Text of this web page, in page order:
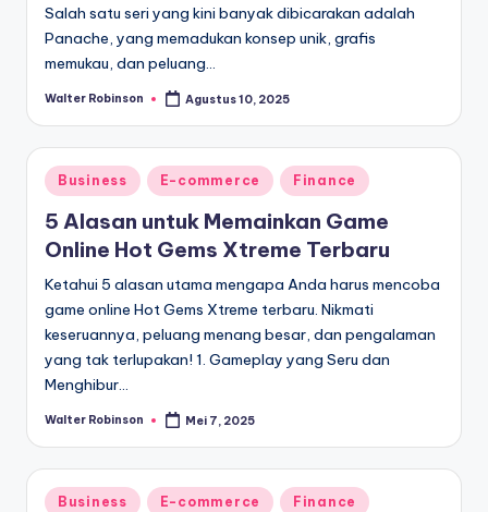
Salah satu seri yang kini banyak dibicarakan adalah
Panache, yang memadukan konsep unik, grafis
memukau, dan peluang…
Posted
Walter Robinson Agustus 10, 2025
Posted
in
Business E-commerce Finance
5 Alasan untuk Memainkan Game
Online Hot Gems Xtreme Terbaru
Ketahui 5 alasan utama mengapa Anda harus mencoba
game online Hot Gems Xtreme terbaru. Nikmati
keseruannya, peluang menang besar, dan pengalaman
yang tak terlupakan! 1. Gameplay yang Seru dan
Menghibur…
Posted
Walter Robinson Mei 7, 2025
Posted
Business E-commerce Finance